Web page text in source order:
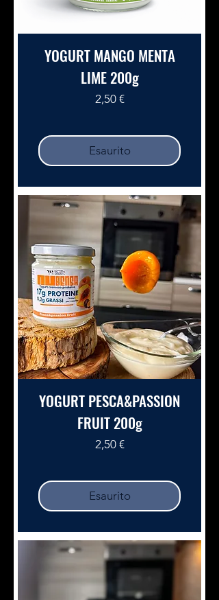
YOGURT MANGO MENTA
LIME 200g
Prezzo
2,50 €
Esaurito
YOGURT PESCA&PASSION
FRUIT 200g
Prezzo
2,50 €
Esaurito